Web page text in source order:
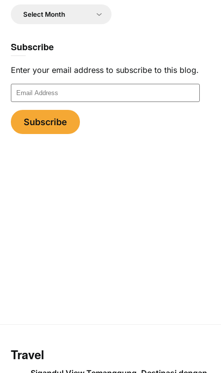
Archives
Subscribe
Enter your email address to subscribe to this blog.
Email
Address
Subscribe
Travel